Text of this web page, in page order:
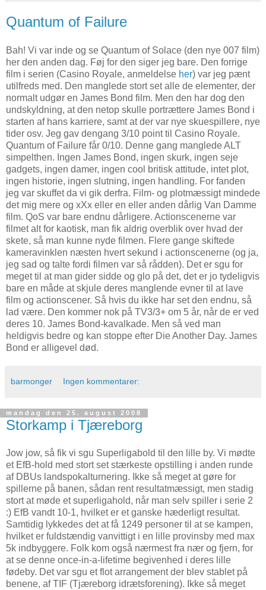
Quantum of Failure
Bah! Vi var inde og se Quantum of Solace (den nye 007 film)
her den anden dag. Føj for den siger jeg bare. Den forrige
film i serien (Casino Royale, anmeldelse her) var jeg pænt
utilfreds med. Den manglede stort set alle de elementer, der
normalt udgør en James Bond film. Men den har dog den
undskyldning, at den netop skulle portrættere James Bond i
starten af hans karriere, samt at der var nye skuespillere, nye
tider osv. Jeg gav dengang 3/10 point til Casino Royale.
Quantum of Failure får 0/10. Denne gang manglede ALT
simpelthen. Ingen James Bond, ingen skurk, ingen seje
gadgets, ingen damer, ingen cool britisk attitude, intet plot,
ingen historie, ingen slutning, ingen handling. For fanden
jeg var skuffet da vi gik derfra. Film- og plotmæssigt mindede
det mig mere og xXx eller en eller anden dårlig Van Damme
film. QoS var bare endnu dårligere. Actionscenerne var
filmet alt for kaotisk, man fik aldrig overblik over hvad der
skete, så man kunne nyde filmen. Flere gange skiftede
kameravinklen næsten hvert sekund i actionscenerne (og ja,
jeg sad og talte fordi filmen var så rådden). Det er sgu for
meget til at man gider sidde og glo på det, det er jo tydeligvis
bare en måde at skjule deres manglende evner til at lave
film og actionscener. Så hvis du ikke har set den endnu, så
lad være. Den kommer nok på TV3/3+ om 5 år, når de er ved
deres 10. James Bond-kavalkade. Men så ved man
heldigvis bedre og kan stoppe efter Die Another Day. James
Bond er alligevel død.
barmonger Ingen kommentarer:
mandag den 25. august 2008
Storkamp i Tjæreborg
Jow jow, så fik vi sgu Superligabold til den lille by. Vi mødte
et EfB-hold med stort set stærkeste opstilling i anden runde
af DBUs landspokalturnering. Ikke så meget at gøre for
spillerne på banen, sådan rent resultatmæssigt, men stadig
stort at møde et superligahold, når man selv spiller i serie 2
:) EfB vandt 10-1, hvilket er et ganske hæderligt resultat.
Samtidig lykkedes det at få 1249 personer til at se kampen,
hvilket er fuldstændig vanvittigt i en lille provinsby med max
5k indbyggere. Folk kom også nærmest fra nær og fjern, for
at se denne once-in-a-lifetime begivenhed i deres lille
fødeby. Det var sgu et flot arrangement der blev stablet på
benene, af TIF (Tjæreborg idrætsforening). Ikke så meget